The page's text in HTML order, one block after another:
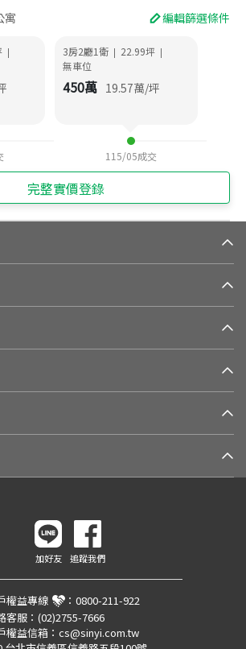
寓 編輯篩選條件
| 3房2廳1衛 | 22.99坪 |
無車位
450萬 19.57萬/坪
115/05成交
完整實價登錄
加好友 追蹤我們
權益專線 ： 0800-211-922
客服： (02)2755-7666
權益信箱： cs@sinyi.com.tw